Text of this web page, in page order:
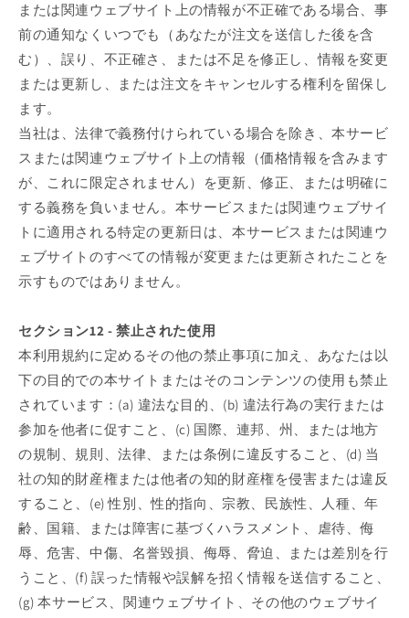
または関連ウェブサイト上の情報が不正確である場合、事
前の通知なくいつでも（あなたが注文を送信した後を含
む）、誤り、不正確さ、または不足を修正し、情報を変更
または更新し、または注文をキャンセルする権利を留保し
ます。
当社は、法律で義務付けられている場合を除き、本サービ
スまたは関連ウェブサイト上の情報（価格情報を含みます
が、これに限定されません）を更新、修正、または明確に
する義務を負いません。本サービスまたは関連ウェブサイ
トに適用される特定の更新日は、本サービスまたは関連ウ
ェブサイトのすべての情報が変更または更新されたことを
示すものではありません。
セクション12 - 禁止された使用
本利用規約に定めるその他の禁止事項に加え、あなたは以
下の目的での本サイトまたはそのコンテンツの使用も禁止
されています：(a) 違法な目的、(b) 違法行為の実行または
参加を他者に促すこと、(c) 国際、連邦、州、または地方
の規制、規則、法律、または条例に違反すること、(d) 当
社の知的財産権または他者の知的財産権を侵害または違反
すること、(e) 性別、性的指向、宗教、民族性、人種、年
齢、国籍、または障害に基づくハラスメント、虐待、侮
辱、危害、中傷、名誉毀損、侮辱、脅迫、または差別を行
うこと、(f) 誤った情報や誤解を招く情報を送信すること、
(g) 本サービス、関連ウェブサイト、その他のウェブサイ